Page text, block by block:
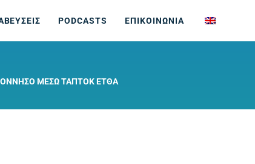
PODCASTS ΕΠΙΚΟΙΝΩΝΙΑ
ΜΈΣΩ ΤΑΠΤΟΚ ΕΤΘΑ